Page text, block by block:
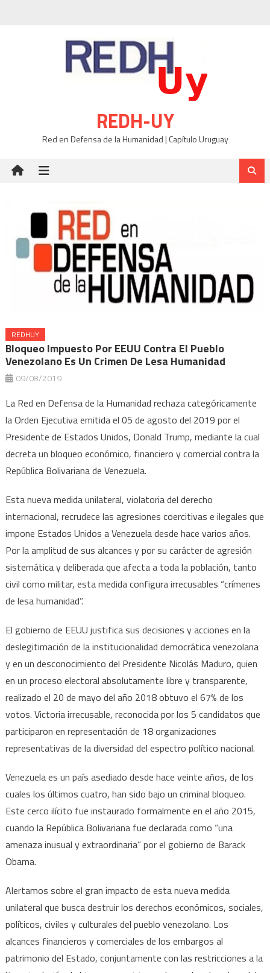
REDH-UY
Red en Defensa de la Humanidad | Capítulo Uruguay
REDHUY
Bloqueo Impuesto Por EEUU Contra El Pueblo
Venezolano Es Un Crimen De Lesa Humanidad
09/08/2019
La Red en Defensa de la Humanidad rechaza categóricamente
la Orden Ejecutiva emitida el 05 de agosto del 2019 por el
Presidente de Estados Unidos, Donald Trump, mediante la cual
decreta un bloqueo económico, financiero y comercial contra la
República Bolivariana de Venezuela.
Esta nueva medida unilateral, violatoria del derecho
internacional, recrudece las agresiones coercitivas e ilegales que
impone Estados Unidos a Venezuela desde hace varios años.
Por la amplitud de sus alcances y por su carácter de agresión
sistemática y deliberada que afecta a toda la población, tanto
civil como militar, esta medida configura irrecusables “crímenes
de lesa humanidad”.
El gobierno de EEUU justifica sus decisiones y acciones en la
deslegitimación de la institucionalidad democrática venezolana
y en un desconocimiento del Presidente Nicolás Maduro, quien
en un proceso electoral absolutamente libre y transparente,
realizado el 20 de mayo del año 2018 obtuvo el 67% de los
votos. Victoria irrecusable, reconocida por los 5 candidatos que
participaron en representación de 18 organizaciones
representativas de la diversidad del espectro político nacional.
Venezuela es un país asediado desde hace veinte años, de los
cuales los últimos cuatro, han sido bajo un criminal bloqueo.
Este cerco ilícito fue instaurado formalmente en el año 2015,
cuando la República Bolivariana fue declarada como “una
amenaza inusual y extraordinaria” por el gobierno de Barack
Obama.
Alertamos sobre el gran impacto de esta nueva medida
unilateral que busca destruir los derechos económicos, sociales,
políticos, civiles y culturales del pueblo venezolano. Los
alcances financieros y comerciales de los embargos al
patrimonio del Estado, conjuntamente con las restricciones a la